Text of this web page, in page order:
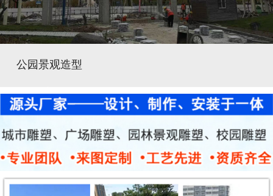
公园景观造型